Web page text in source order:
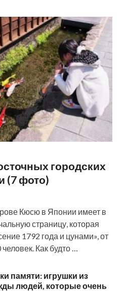
городских
(7 фото)
Кюсю в Японии имеет в
страницу, которая
1792 года и цунами», от
Как будто …
памяти: игрушки из
людей, которые очень